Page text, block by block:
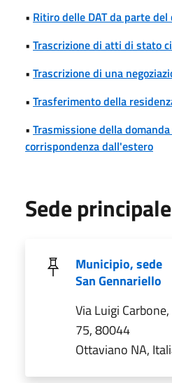
• Ritiro delle DAT da parte
• Trascrizione di atti di stato
• Trascrizione di una
• Trasferimento della
• Trasmissione della
corrispondenza dall'estero
Sede principale
Municipio, sede
San Gennariello
Via Luigi Carbone,
75, 80044
Ottaviano NA,